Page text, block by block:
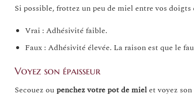
Si possible, frottez un peu de miel entre vos
Vrai : Adhésivité faible.
Faux : Adhésivité élevée. La raison est que le
Voyez son épaisseur
Secouez ou penchez votre pot de mielet voyez